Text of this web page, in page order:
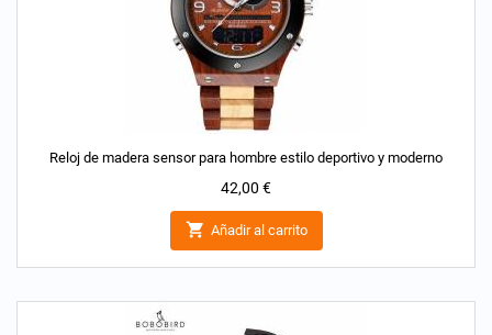
Reloj de madera sensor para hombre estilo deportivo y moderno
Precio
42,00 €
 Añadir al carrito